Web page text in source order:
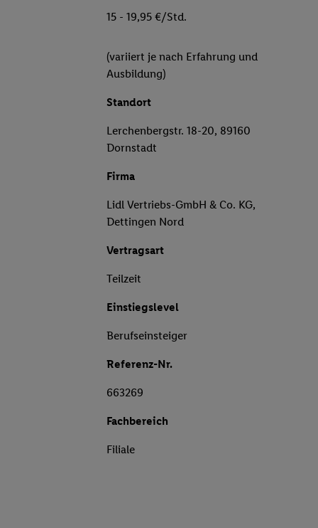
15 - 19,95 €/Std.
(variiert je nach Erfahrung und
Ausbildung)
Standort
Lerchenbergstr. 18-20, 89160
Dornstadt
Firma
Lidl Vertriebs-GmbH & Co. KG,
Dettingen Nord
Vertragsart
Teilzeit
Einstiegslevel
Berufseinsteiger
Referenz-Nr.
663269
Fachbereich
Filiale